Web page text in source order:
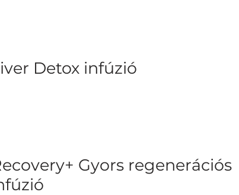
Detox infúzió
Gyors regenerációs